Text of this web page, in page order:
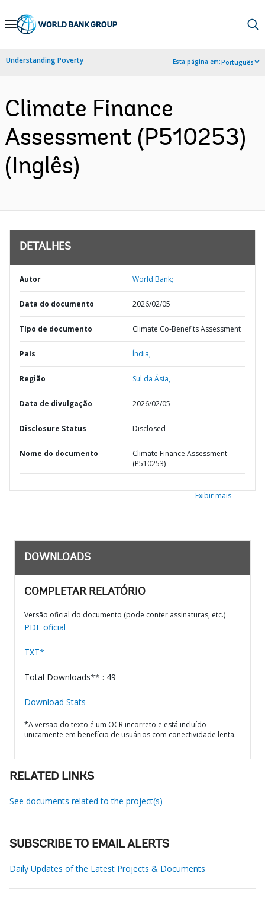
Skip
Navigation
Understanding Poverty Esta página em:Português
Climate Finance
Assessment (P510253)
(Inglês)
DETALHES
Autor World Bank;
Data do documento 2026/02/05
TIpo de documento Climate Co-Benefits Assessment
País Índia,
Região Sul da Ásia,
Data de divulgação 2026/02/05
Disclosure Status Disclosed
Nome do documento
Climate Finance Assessment
(P510253)
Exibir mais
DOWNLOADS
COMPLETAR RELATÓRIO
Versão oficial do documento (pode conter assinaturas, etc.)
PDF oficial
TXT*
Total Downloads** : 49
Download Stats
*A versão do texto é um OCR incorreto e está incluído
unicamente em benefício de usuários com conectividade lenta.
RELATED LINKS
See documents related to the project(s)
SUBSCRIBE TO EMAIL ALERTS
Daily Updates of the Latest Projects & Documents